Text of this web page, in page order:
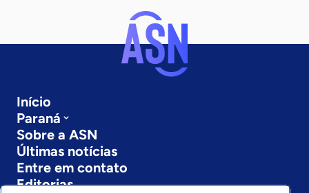
Início
Paraná
Sobre a ASN
Últimas notícias
Entre em contato
Editorias